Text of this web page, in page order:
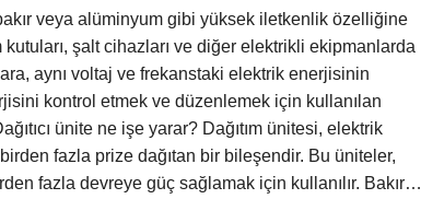
veya alüminyum gibi yüksek iletkenlik özelliğine
şalt cihazları ve diğer elektrikli ekipmanlarda
aynı voltaj ve frekanstaki elektrik enerjisinin
kontrol etmek ve düzenlemek için kullanılan
ünite ne işe yarar? Dağıtım ünitesi, elektrik
fazla prize dağıtan bir bileşendir. Bu üniteler,
fazla devreye güç sağlamak için kullanılır. Bakır…